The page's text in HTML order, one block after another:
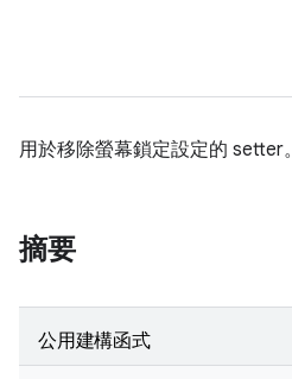
用於移除螢幕鎖定設定的 setter。
摘要
公用建構函式